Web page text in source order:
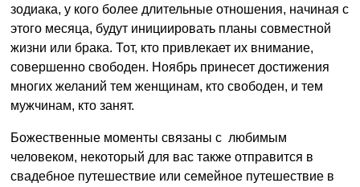
зодиака, у кого более длительные отношения, начиная с
этого месяца, будут инициировать планы совместной
жизни или брака. Тот, кто привлекает их внимание,
совершенно свободен. Ноябрь принесет достижения
многих желаний тем женщинам, кто свободен, и тем
мужчинам, кто занят.
Божественные моменты связаны с любимым
человеком, некоторый для вас также отправится в
свадебное путешествие или семейное путешествие в